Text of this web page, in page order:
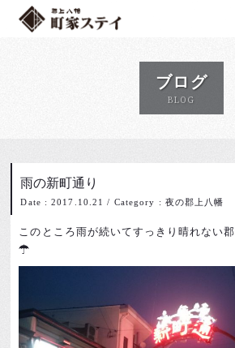
ブログ
BLOG
雨の新町通り
Date : 2017.10.21 / Category : 夜の郡上八幡
このところ雨が続いてすっきり晴れない
☂